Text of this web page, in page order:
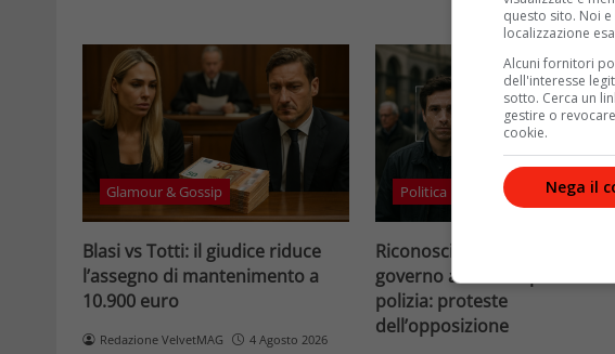
Glamour & Gossip
Blasi vs Totti: il giudice riduce
l’assegno di mantenimento a
10.900 euro
Redazione VelvetMAG 4 Agosto 2026
Politica
Riconoscimento facciale, il
governo accelera i poteri alla
polizia: proteste
dell’opposizione
questo sito. Noi
localizzazione
Alcuni fornitori
dell'interesse
sotto. Cerca un
gestire o
cookie.
Nega il